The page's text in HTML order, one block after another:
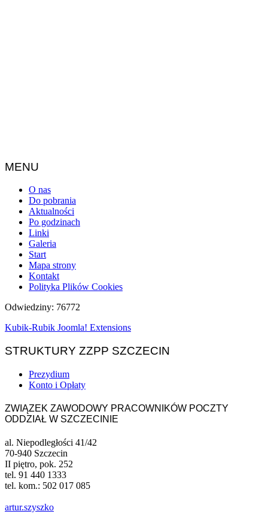
MENU
O nas
Do pobrania
Aktualności
Po godzinach
Linki
Galeria
Start
Mapa strony
Kontakt
Polityka Plików Cookies
Odwiedziny: 76772
Kubik-Rubik Joomla! Extensions
STRUKTURY ZZPP SZCZECIN
Prezydium
Konto i Opłaty
ZWIĄZEK ZAWODOWY PRACOWNIKÓW POCZTY
ODDZIAŁ W SZCZECINIE
al. Niepodległości 41/42
70-940 Szczecin
II piętro, pok. 252
tel. 91 440 1333
tel. kom.: 502 017 085
artur.szyszko